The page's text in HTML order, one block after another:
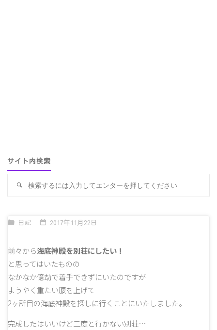
サイト内検索
検
日記 2017年11月22日
前々から海底神殿を別荘にしたい！
と思ってはいたものの
なかなか億劫で着手できずにいたのですが
ようやく重たい腰を上げて
2ヶ所目の海底神殿を探しに行くことにいたしました。
完成したはいいけど二度と行かない別荘…